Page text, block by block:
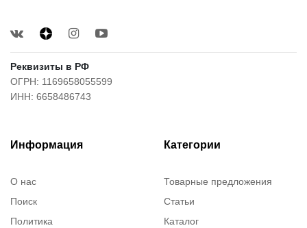
Реквизиты в РФ
ОГРН: 1169658055599
ИНН: 6658486743
Информация
О нас
Поиск
Политика
Категории
Товарные предложения
Статьи
Каталог